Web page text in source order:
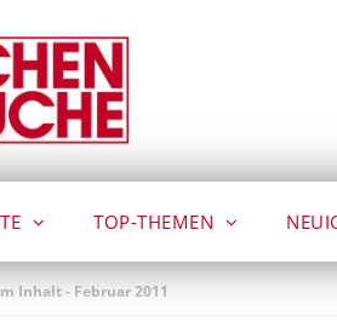
TOP-THEMEN
Inhalt - Februar 2011